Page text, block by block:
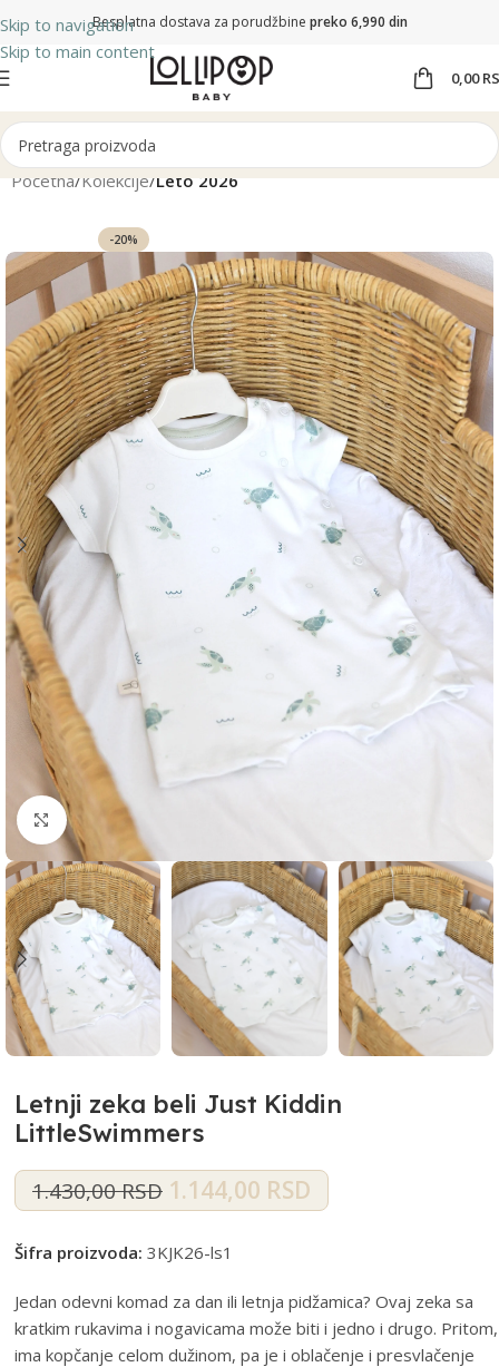
Skip to navigation
Skip to main content
Besplatna dostava za porudžbine preko 6,990 din
0,00
Početna Kolekcije Leto 2026
-20%
Klikni i zumiraj
Letnji zeka beli Just Kiddin
LittleSwimmers
1.430,00RSD 1.144,00 RSD
Šifra proizvoda: 3KJK26-ls1
Jedan odevni komad za dan ili letnja pidžamica? Ovaj zeka sa
kratkim rukavima i nogavicama može biti i jedno i drugo. Pritom,
ima kopčanje celom dužinom, pa je i oblačenje i presvlačenje